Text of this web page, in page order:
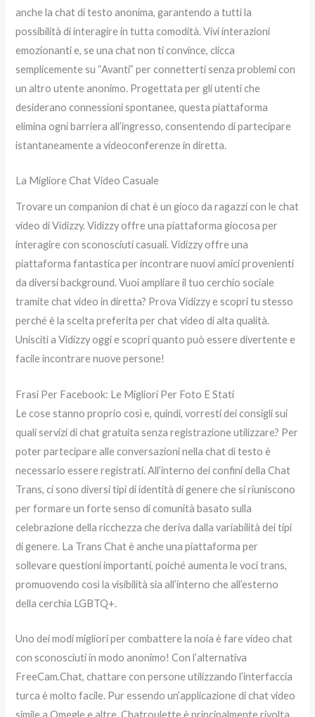
anche la chat di testo anonima, garantendo a tutti la
possibilità di interagire in tutta comodità. Vivi interazioni
emozionanti e, se una chat non ti convince, clicca
semplicemente su “Avanti” per connetterti senza problemi con
un altro utente anonimo. Progettata per gli utenti che
desiderano connessioni spontanee, questa piattaforma
elimina ogni barriera all’ingresso, consentendo di partecipare
istantaneamente a videoconferenze in diretta.
La Migliore Chat Video Casuale
Trovare un companion di chat è un gioco da ragazzi con le chat
video di Vidizzy. Vidizzy offre una piattaforma giocosa per
interagire con sconosciuti casuali. Vidizzy offre una
piattaforma fantastica per incontrare nuovi amici provenienti
da diversi background. Vuoi ampliare il tuo cerchio sociale
tramite chat video in diretta? Prova Vidizzy e scopri tu stesso
perché è la scelta preferita per chat video di alta qualità.
Unisciti a Vidizzy oggi e scopri quanto può essere divertente e
facile incontrare nuove persone!
Frasi Per Facebook: Le Migliori Per Foto E Stati
Le cose stanno proprio così e, quindi, vorresti dei consigli sui
quali servizi di chat gratuita senza registrazione utilizzare? Per
poter partecipare alle conversazioni nella chat di testo è
necessario essere registrati. All’interno dei confini della Chat
Trans, ci sono diversi tipi di identità di genere che si riuniscono
per formare un forte senso di comunità basato sulla
celebrazione della ricchezza che deriva dalla variabilità dei tipi
di genere. La Trans Chat è anche una piattaforma per
sollevare questioni importanti, poiché aumenta le voci trans,
promuovendo così la visibilità sia all’interno che all’esterno
della cerchia LGBTQ+.
Uno dei modi migliori per combattere la noia è fare video chat
con sconosciuti in modo anonimo! Con l’alternativa
FreeCam.Chat, chattare con persone utilizzando l’interfaccia
turca è molto facile. Pur essendo un’applicazione di chat video